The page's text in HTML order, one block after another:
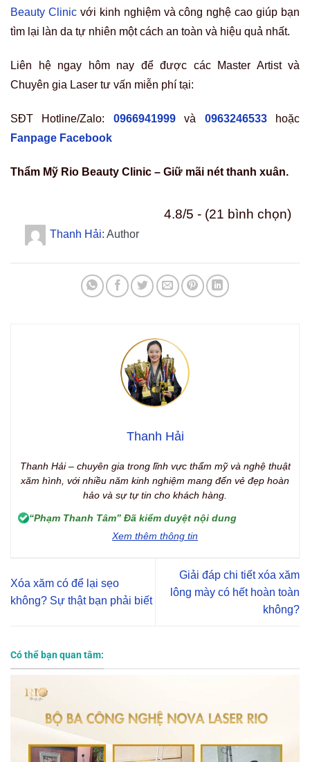
Beauty Clinicvới kinh nghiệm và công nghệ cao giúp bạn
tìm lại làn da tự nhiên một cách an toàn và hiệu quả nhất.
Liên hệ ngay hôm nay để được các Master Artist và
Chuyên gia Laser tư vấn miễn phí tại:
SĐT Hotline/Zalo: 0966941999 và 0963246533hoặc
Fanpage Facebook
Thẩm Mỹ Rio Beauty Clinic – Giữ mãi nét thanh xuân.
4.8/5 - (21 bình chọn)
Thanh Hải: Author
Thanh Hải
Thanh Hải – chuyên gia trong lĩnh vực thẩm mỹ và nghệ thuật
xăm hình, với nhiều năm kinh nghiệm mang đến vẻ đẹp hoàn
hảo và sự tự tin cho khách hàng.
“Phạm Thanh Tâm” Đã kiểm duyệt nội dung
Xem thêm thông tin
Xóa xăm có để lại sẹo
không? Sự thật bạn phải biết
Giải đáp chi tiết xóa xăm
lông mày có hết hoàn toàn
không?
Có thể bạn quan tâm: